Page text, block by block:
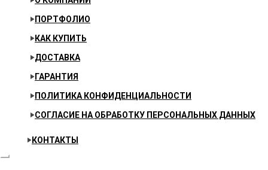
ПОРТФОЛИО
КАК КУПИТЬ
ДОСТАВКА
ГАРАНТИЯ
ПОЛИТИКА КОНФИДЕНЦИАЛЬНОСТИ
СОГЛАСИЕ НА ОБРАБОТКУ ПЕРСОНАЛЬНЫХ ДАННЫХ
КОНТАКТЫ